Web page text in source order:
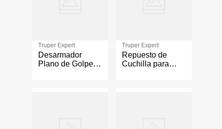
Truper Expert
Desarmador
Plano de Golpe
Truper Expert
Repuesto de
Cuchilla para